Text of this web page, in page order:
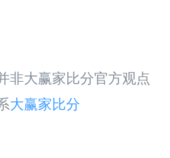
非大赢家比分官方观点
大赢家比分